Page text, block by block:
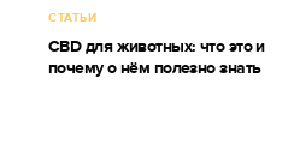
СТАТЬИ
CBD для животных: что это и
почему о нём полезно знать